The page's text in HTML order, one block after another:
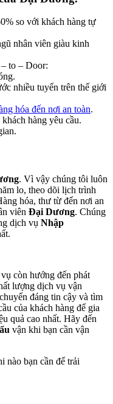
so với khách hàng tự
nhân viên giàu kinh
to – Door:
nhiều tuyến trên thế giới
hóa đến nơi an toàn.
hàng yêu cầu.
. Vì vậy chúng tôi luôn
lo, theo dõi lịch trình
hóa, thư từ đến nơi an
viên Đại Dương. Chúng
dịch vụ Nhập
còn hướng đến phát
lượng dịch vụ vận
đáng tin cậy và tìm
của khách hàng để gia
quả cao nhất. Hãy đến
vận khi bạn cần vận
nào bạn cần để trải